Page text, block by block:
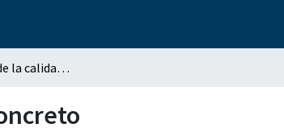
Aseguramiento de la calidad del concreto